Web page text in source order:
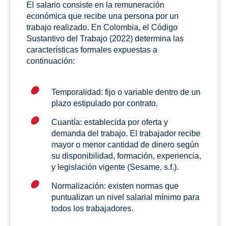
El salario consiste en la remuneración
económica que recibe una persona por un
trabajo realizado. En Colombia, el Código
Sustantivo del Trabajo (2022) determina las
características formales expuestas a
continuación:
Temporalidad: fijo o variable dentro de un
plazo estipulado por contrato.
Cuantía: establecida por oferta y
demanda del trabajo. El trabajador recibe
mayor o menor cantidad de dinero según
su disponibilidad, formación, experiencia,
y legislación vigente (Sesame, s.f.).
Normalización: existen normas que
puntualizan un nivel salarial mínimo para
todos los trabajadores.